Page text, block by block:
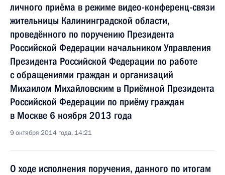
личного приёма в режиме видео-конференц-связи
жительницы Калининградской области,
проведённого по поручению Президента
Российской Федерации начальником Управления
Президента Российской Федерации по работе
с обращениями граждан и организаций
Михаилом Михайловским в Приёмной Президента
Российской Федерации по приёму граждан
в Москве 6 ноября 2013 года
9 октября 2014 года, 14:21
О ходе исполнения поручения, данного по итогам